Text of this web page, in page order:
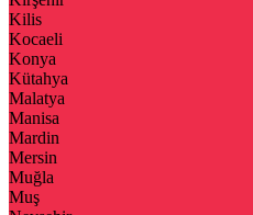
Kilis
Kocaeli
Konya
Kütahya
Malatya
Manisa
Mardin
Mersin
Muğla
Muş